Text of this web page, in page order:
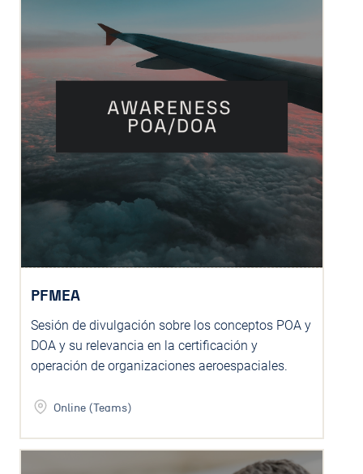
PFMEA
Sesión de divulgación sobre los conceptos POA y
DOA y su relevancia en la certificación y
operación de organizaciones aeroespaciales.
Online (Teams)